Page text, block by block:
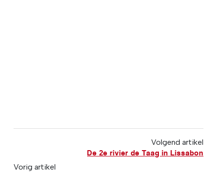
Volgend artikel
De 2e rivier de Taag in Lissabon
Vorig artikel